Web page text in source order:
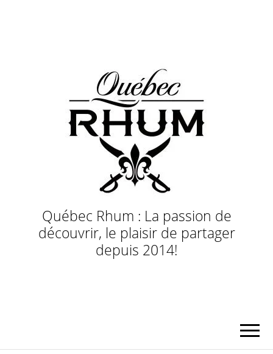
Québec Rhum : La passion de
découvrir, le plaisir de partager
depuis 2014!